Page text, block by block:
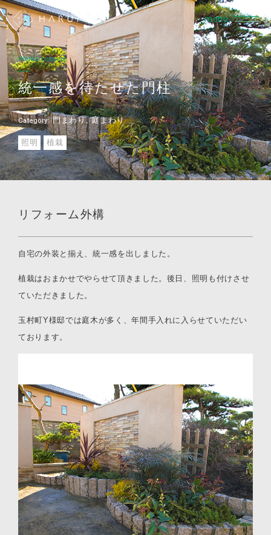
menu
Works consept
統一感を待たせた門柱
Category: 門まわり 庭まわり
照明 植栽
リフォーム外構
自宅の外装と揃え、統一感を出しました。
植栽はおまかせでやらせて頂きました。 後日、照明も付けさせ
ていただきました。
玉村町Y様邸では庭木が多く、年間手入れに入らせていただい
ております。